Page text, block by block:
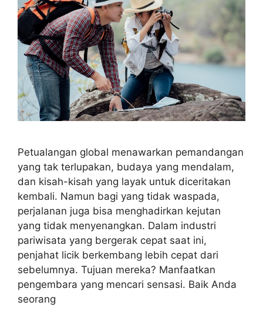
Petualangan global menawarkan pemandangan
yang tak terlupakan, budaya yang mendalam,
dan kisah-kisah yang layak untuk diceritakan
kembali. Namun bagi yang tidak waspada,
perjalanan juga bisa menghadirkan kejutan
yang tidak menyenangkan. Dalam industri
pariwisata yang bergerak cepat saat ini,
penjahat licik berkembang lebih cepat dari
sebelumnya. Tujuan mereka? Manfaatkan
pengembara yang mencari sensasi. Baik Anda
seorang